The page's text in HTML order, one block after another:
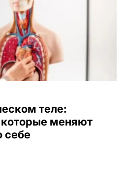
теле:
которые меняют
себе